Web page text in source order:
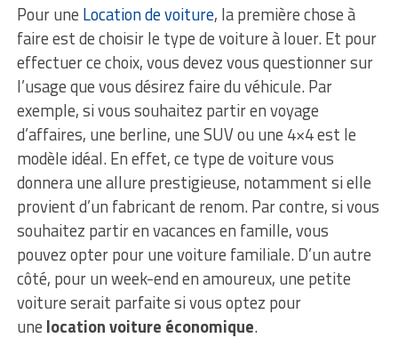
Pour une Location de voiture, la première chose à
faire est de choisir le type de voiture à louer. Et pour
effectuer ce choix, vous devez vous questionner sur
l’usage que vous désirez faire du véhicule. Par
exemple, si vous souhaitez partir en voyage
d’affaires, une berline, une SUV ou une 4×4 est le
modèle idéal. En effet, ce type de voiture vous
donnera une allure prestigieuse, notamment si elle
provient d’un fabricant de renom. Par contre, si vous
souhaitez partir en vacances en famille, vous
pouvez opter pour une voiture familiale. D’un autre
côté, pour un week-end en amoureux, une petite
voiture serait parfaite si vous optez pour
une location voiture économique.